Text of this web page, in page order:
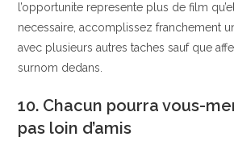
l’opportunite represente plus de film
necessaire, accomplissez franchement
avec plusieurs autres taches sauf que
surnom dedans.
10. Chacun pourra vous-
pas loin d’amis